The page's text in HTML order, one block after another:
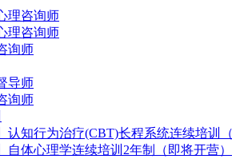
理咨询师
理咨询师
询师
导师
询师
认知行为治疗(CBT)长程系统连续培训
自体心理学连续培训2年制（即将开营）